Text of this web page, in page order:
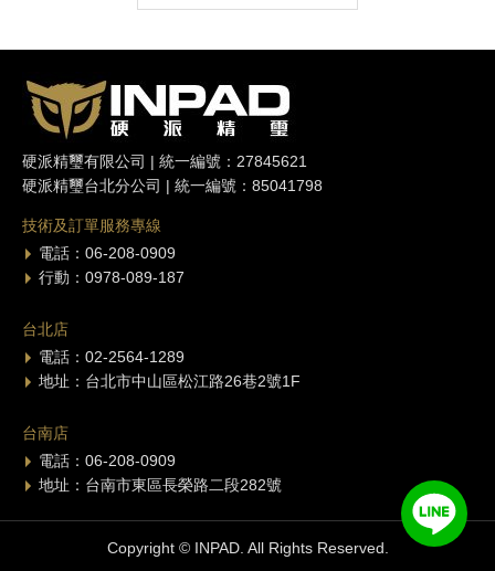
硬派精璽有限公司 | 統一編號：27845621
硬派精璽台北分公司 | 統一編號：85041798
技術及訂單服務專線
電話：06-208-0909
行動：0978-089-187
台北店
電話：02-2564-1289
地址：台北市中山區松江路26巷2號1F
台南店
電話：06-208-0909
地址：台南市東區長榮路二段282號
Copyright © INPAD. All Rights Reserved.